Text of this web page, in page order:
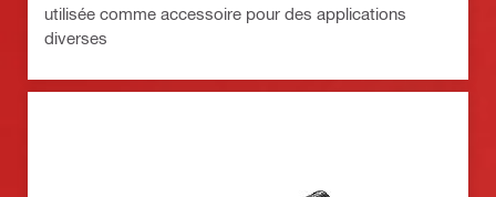
utilisée comme accessoire pour des applications
diverses